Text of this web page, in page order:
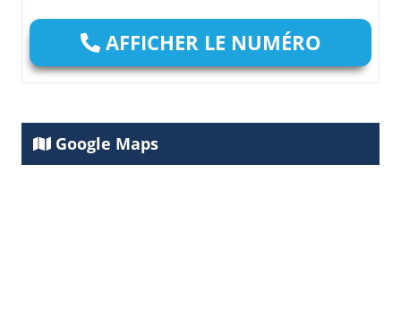
AFFICHER LE NUMÉRO
Google Maps